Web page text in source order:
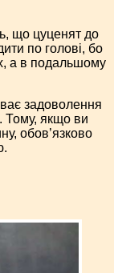
що цуценят до
по голові, бо
а в подальшому
задоволення
Тому, якщо ви
обов’язково